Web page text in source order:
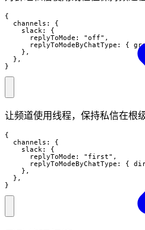
{
  channels: {
    slack: {
      replyToMode: "off",
replyToModeByChatType: {
    },
  },
}
让频道使用线程，保持私信在根级
{
  channels: {
    slack: {
      replyToMode: "first",
replyToModeByChatType: {
    },
  },
}